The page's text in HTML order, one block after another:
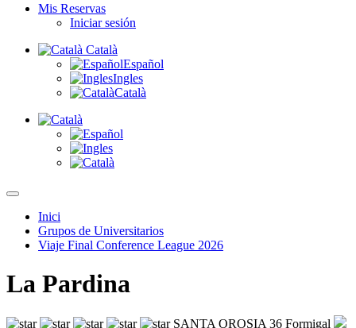
Mis Reservas
Iniciar sesión
Català
Español
Ingles
Català
Inici
Grupos de Universitarios
Viaje Final Conference League 2026
La Pardina
SANTA OROSIA 36 Formigal